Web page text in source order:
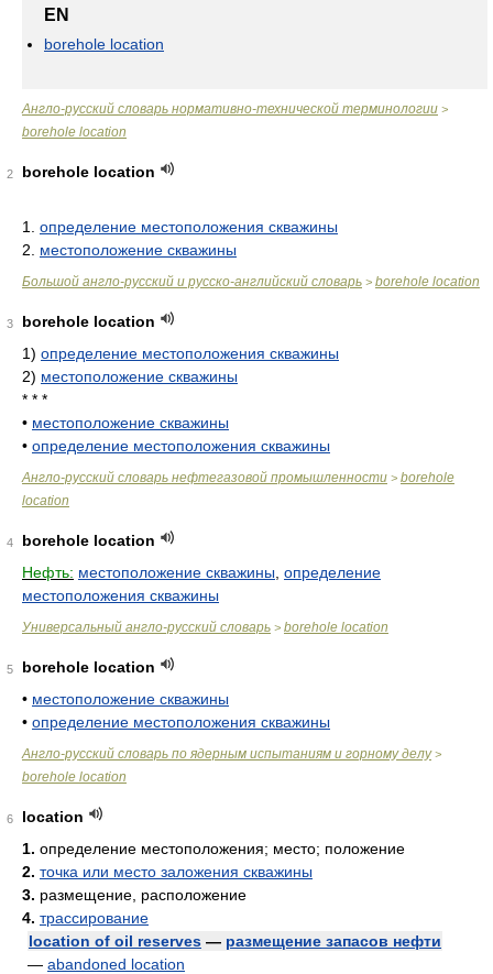
EN
borehole location
Англо-русский словарь нормативно-технической терминологии >
borehole location
2 borehole location
1. определение местоположения скважины
2. местоположение скважины
Большой англо-русский и русско-английский словарь > borehole location
3
borehole location
1) определение местоположения скважины
2) местоположение скважины
* * *
• местоположение скважины
• определение местоположения скважины
Англо-русский словарь нефтегазовой промышленности > borehole
location
4
borehole location
Нефть: местоположение скважины определение
местоположения скважины
Универсальный англо-русский словарь > borehole location
5
borehole location
• местоположение скважины
• определение местоположения скважины
Англо-русский словарь по ядерным испытаниям и горному делу>
borehole location
6
location
1. определение местоположения; место; положение
2. точка или место заложения скважины
3. размещение, расположение
4. трассирование
location of oil reserves — размещение запасов нефти
— abandoned location